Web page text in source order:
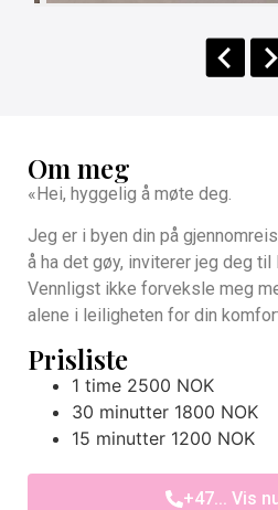
Om meg
«Hei, hyggelig å møte deg.
Jeg er i byen din på
å ha det gøy, inviterer jeg deg til
Vennligst ikke forveksle meg
alene i leiligheten for din
Prisliste
1 time 2500 NOK
30 minutter 1800 NOK
15 minutter 1200 NOK
+47... Vis